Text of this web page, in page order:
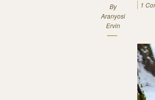
By
Aranyosi
Ervin
1